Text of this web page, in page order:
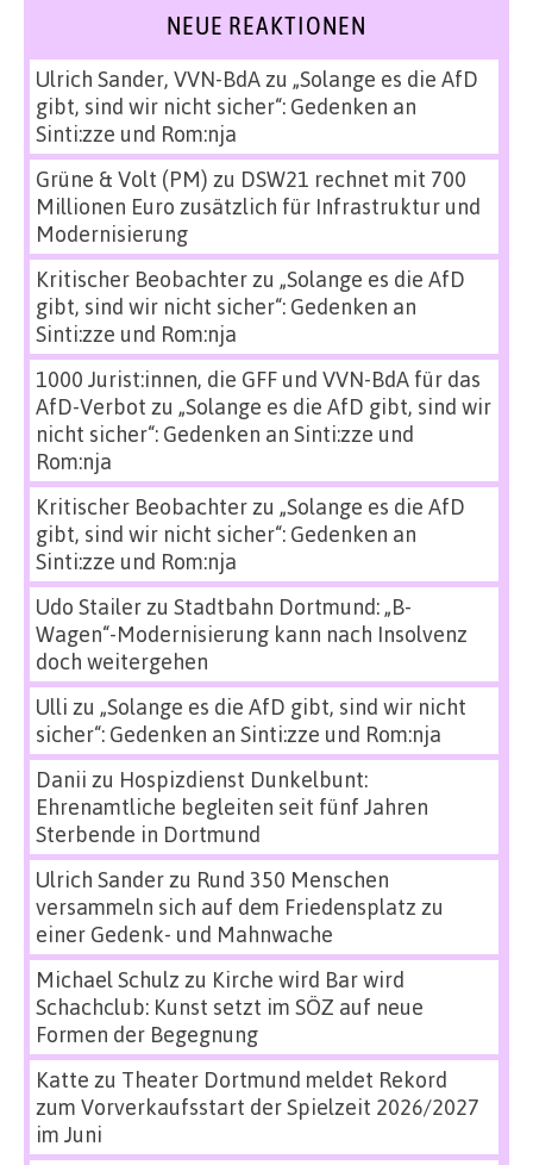
NEUE REAKTIONEN
Ulrich Sander, VVN-BdAzu „Solange es die AfD
gibt, sind wir nicht sicher“: Gedenken an
Sinti:zze und Rom:nja
Grüne & Volt (PM) zu DSW21 rechnet mit 700
Millionen Euro zusätzlich für Infrastruktur und
Modernisierung
Kritischer Beobachterzu „Solange es die AfD
gibt, sind wir nicht sicher“: Gedenken an
Sinti:zze und Rom:nja
1000 Jurist:innen, die GFF und VVN-BdA für das
AfD-Verbot zu „Solange es die AfD gibt, sind wir
nicht sicher“: Gedenken an Sinti:zze und
Rom:nja
Kritischer Beobachterzu „Solange es die AfD
gibt, sind wir nicht sicher“: Gedenken an
Sinti:zze und Rom:nja
Udo Stailerzu Stadtbahn Dortmund: „B-
Wagen“-Modernisierung kann nach Insolvenz
doch weitergehen
Ulli zu „Solange es die AfD gibt, sind wir nicht
sicher“: Gedenken an Sinti:zze und Rom:nja
Danii zu Hospizdienst Dunkelbunt:
Ehrenamtliche begleiten seit fünf Jahren
Sterbende in Dortmund
Ulrich Sanderzu Rund 350 Menschen
versammeln sich auf dem Friedensplatz zu
einer Gedenk- und Mahnwache
Michael Schulz zu Kirche wird Bar wird
Schachclub: Kunst setzt im SÖZ auf neue
Formen der Begegnung
Katte zu Theater Dortmund meldet Rekord
zum Vorverkaufsstart der Spielzeit 2026/2027
im Juni